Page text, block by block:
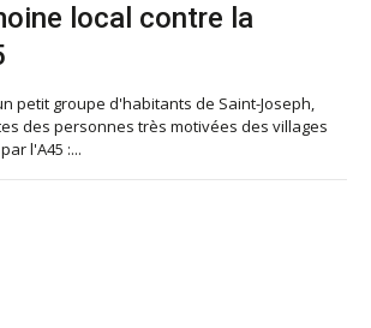
local contre la
petit groupe d'habitants de Saint-Joseph,
des personnes très motivées des villages
l'A45 :...